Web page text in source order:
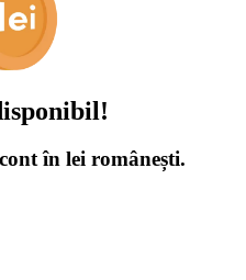
în lei românești.